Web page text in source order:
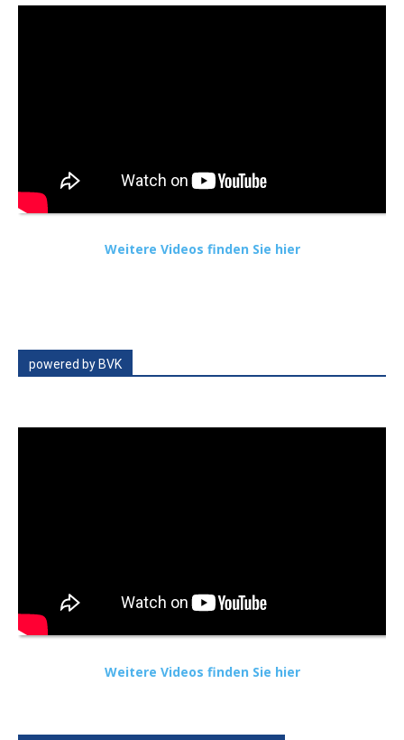
Weitere Videos finden Sie hier
powered by BVK
Weitere Videos finden Sie hier